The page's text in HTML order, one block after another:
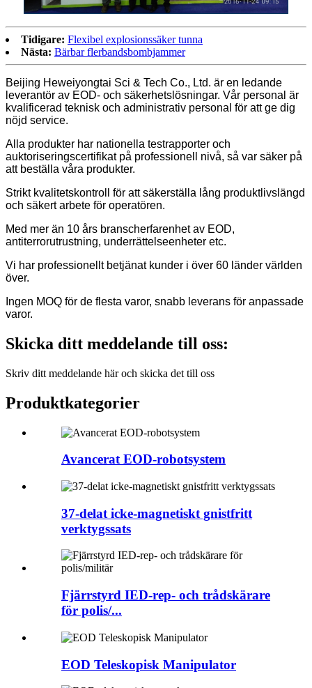
Tidigare: Flexibel explosionssäker tunna
Nästa: Bärbar flerbandsbombjammer
Beijing Heweiyongtai Sci & Tech Co., Ltd. är en ledande
leverantör av EOD- och säkerhetslösningar. Vår personal är
kvalificerad teknisk och administrativ personal för att ge dig
nöjd service.
Alla produkter har nationella testrapporter och
auktoriseringscertifikat på professionell nivå, så var säker på
att beställa våra produkter.
Strikt kvalitetskontroll för att säkerställa lång produktlivslängd
och säkert arbete för operatören.
Med mer än 10 års branscherfarenhet av EOD,
antiterrorutrustning, underrättelseenheter etc.
Vi har professionellt betjänat kunder i över 60 länder världen
över.
Ingen MOQ för de flesta varor, snabb leverans för anpassade
varor.
Skicka ditt meddelande till oss:
Skriv ditt meddelande här och skicka det till oss
Produktkategorier
Avancerat EOD-robotsystem
37-delat icke-magnetiskt gnistfritt
verktygssats
Fjärrstyrd IED-rep- och trådskärare
för polis/...
EOD Teleskopisk Manipulator